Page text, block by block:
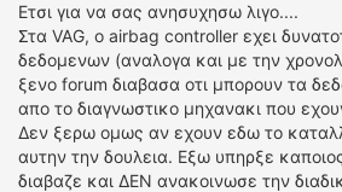
Ετσι για να σας ανησυχησω λιγο....
Στα VAG, ο airbag controller εχει
δεδομενων (αναλογα και με την
ξενο forum διαβασα οτι μπορουν τα
απο το διαγνωστικο μηχανακι που
Δεν ξερω ομως αν εχουν εδω το
αυτην την δουλεια. Εξω υπηρξε
διαβαζε και ΔΕΝ ανακοινωσε την